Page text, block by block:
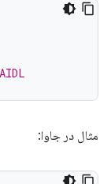
مثال در جاوا: